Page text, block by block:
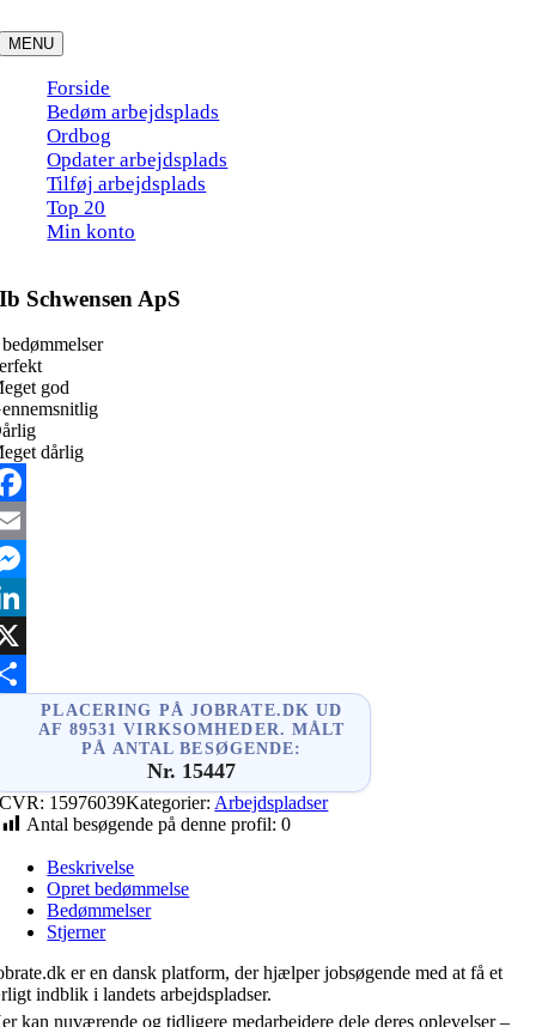
to
content
MENU
Forside
Bedøm arbejdsplads
Ordbog
Opdater arbejdsplads
Tilføj arbejdsplads
Top 20
Min konto
Ib Schwensen ApS
god
dårlig
PLACERING PÅ JOBRATE.DK UD
AF 89531 VIRKSOMHEDER. MÅLT
PÅ ANTAL BESØGENDE:
Nr. 15447
CVR: 15976039Kategorier: Arbejdspladser
Antal besøgende på denne profil: 0
Beskrivelse
Opret bedømmelse
Bedømmelser
Stjerner
er en dansk platform, der hjælper jobsøgende med at få et
indblik i landets arbejdspladser.
kan nuværende og tidligere medarbejdere dele deres oplevelser –